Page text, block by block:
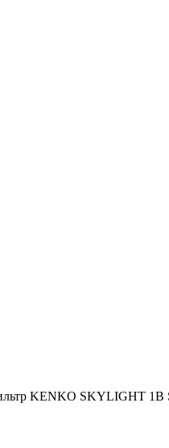
KENKO SKYLIGHT 1B